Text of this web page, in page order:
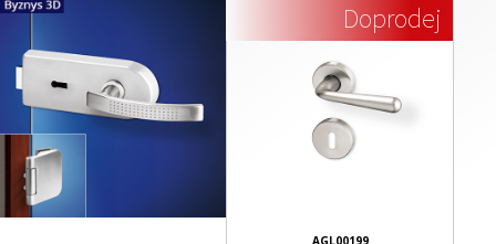
Doprodej
AGL00199